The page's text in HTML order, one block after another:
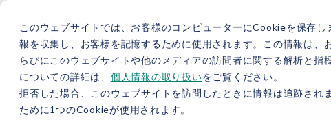
このウェブサイトでは、お客様のコンピューターにCookieを保存
報を収集し、お客様を記憶するために使用されます。この情報は
らびにこのウェブサイトや他のメディアの訪問者に関する解析と
についての詳細は、 個人情報の取り扱いをご覧ください。
拒否した場合、このウェブサイトを訪問したときに情報は追跡さ
ために1つのCookieが使用されます。
5分で分かるバイウィル カーボンニュートラル総研 サービ